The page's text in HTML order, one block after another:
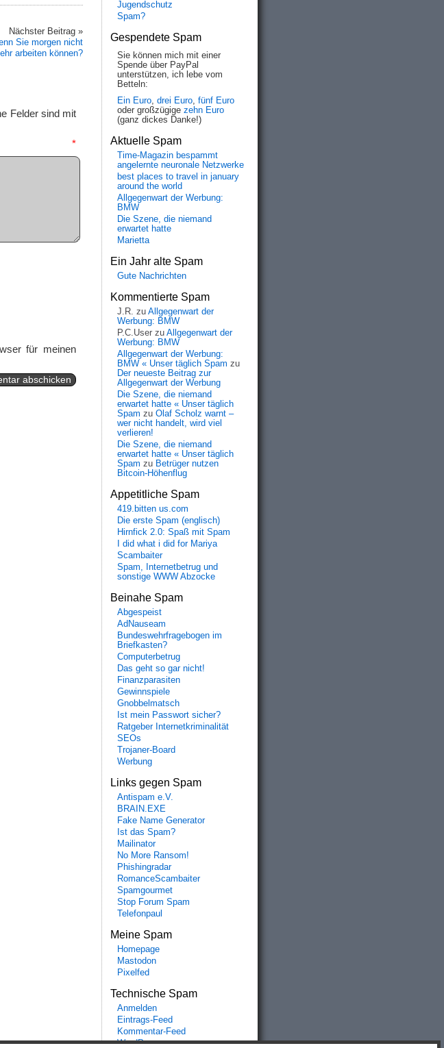
Nächster Beitrag »
Sie morgen nicht
arbeiten können?
Felder sind mit
*
für meinen
Jugendschutz
Spam?
Gespendete Spam
Sie können mich mit einer
Spende über PayPal
unterstützen, ich lebe vom
Betteln:
Ein Euro, drei Euro, fünf Euro
oder großzügige zehn Euro
(ganz dickes Danke!)
Aktuelle Spam
Time-Magazin bespammt
angelernte neuronale Netzwerke
best places to travel in january
around the world
Allgegenwart der Werbung:
BMW
Die Szene, die niemand
erwartet hatte
Marietta
Ein Jahr alte Spam
Gute Nachrichten
Kommentierte Spam
J.R. zu Allgegenwart der
Werbung: BMW
P.C.User zu Allgegenwart der
Werbung: BMW
Allgegenwart der Werbung:
BMW « Unser täglich Spam zu
Der neueste Beitrag zur
Allgegenwart der Werbung
Die Szene, die niemand
erwartet hatte « Unser täglich
Spam zu Olaf Scholz warnt –
wer nicht handelt, wird viel
verlieren!
Die Szene, die niemand
erwartet hatte « Unser täglich
Spam zu Betrüger nutzen
Bitcoin-Höhenflug
Appetitliche Spam
419.bitten us.com
Die erste Spam (englisch)
Hirnfick 2.0: Spaß mit Spam
I did what i did for Mariya
Scambaiter
Spam, Internetbetrug und
sonstige WWW Abzocke
Beinahe Spam
Abgespeist
AdNauseam
Bundeswehrfragebogen im
Briefkasten?
Computerbetrug
Das geht so gar nicht!
Finanzparasiten
Gewinnspiele
Gnobbelmatsch
Ist mein Passwort sicher?
Ratgeber Internetkriminalität
SEOs
Trojaner-Board
Werbung
Links gegen Spam
Antispam e.V.
BRAIN.EXE
Fake Name Generator
Ist das Spam?
Mailinator
No More Ransom!
Phishingradar
RomanceScambaiter
Spamgourmet
Stop Forum Spam
Telefonpaul
Meine Spam
Homepage
Mastodon
Pixelfed
Technische Spam
Anmelden
Eintrags-Feed
Kommentar-Feed
WordPress.org